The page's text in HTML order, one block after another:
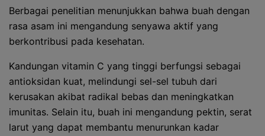
Berbagai penelitian menunjukkan bahwa buah dengan
rasa asam ini mengandung senyawa aktif yang
berkontribusi pada kesehatan.
Kandungan vitamin C yang tinggi berfungsi sebagai
antioksidan kuat, melindungi sel-sel tubuh dari
kerusakan akibat radikal bebas dan meningkatkan
imunitas. Selain itu, buah ini mengandung pektin, serat
larut yang dapat membantu menurunkan kadar